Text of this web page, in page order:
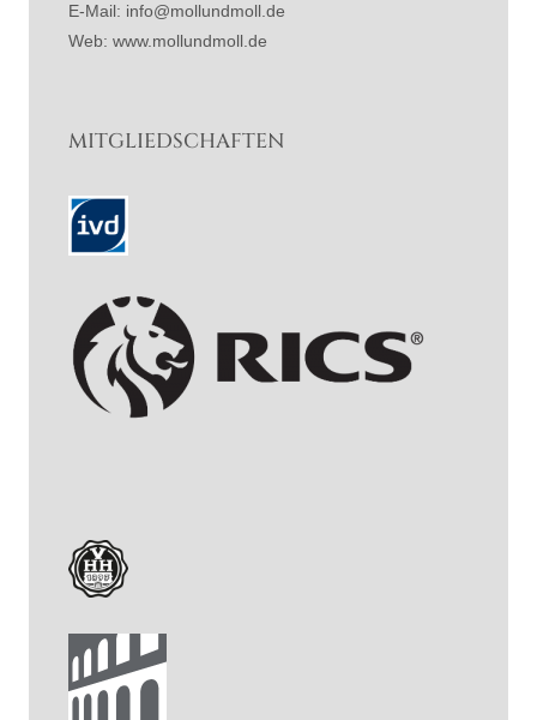
E-Mail: info@mollundmoll.de
Web: www.mollundmoll.de
MITGLIEDSCHAFTEN